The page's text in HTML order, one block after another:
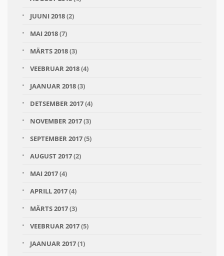
JUUNI 2018(2)
MAI 2018(7)
MÄRTS 2018(3)
VEEBRUAR 2018(4)
JAANUAR 2018(3)
DETSEMBER 2017(4)
NOVEMBER 2017(3)
SEPTEMBER 2017(5)
AUGUST 2017(2)
MAI 2017(4)
APRILL 2017(4)
MÄRTS 2017(3)
VEEBRUAR 2017(5)
JAANUAR 2017(1)